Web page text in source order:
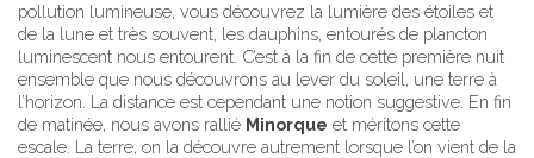
pollution lumineuse, vous découvrez la lumière des étoiles et
de la lune et très souvent, les dauphins, entourés de plancton
luminescent nous entourent. C’est à la fin de cette première nuit
ensemble que nous découvrons au lever du soleil, une terre à
l’horizon. La distance est cependant une notion suggestive. En fin
de matinée, nous avons rallié Minorque et méritons cette
escale. La terre, on la découvre autrement lorsque l’on vient de la